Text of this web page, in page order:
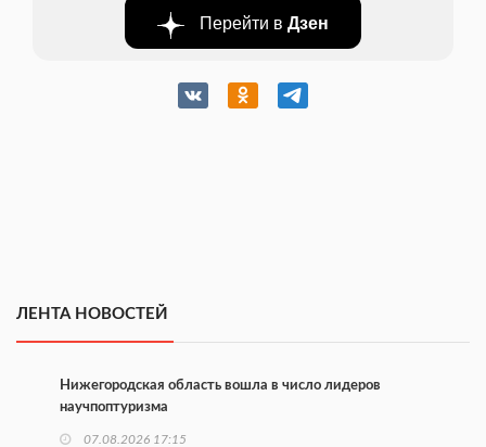
Перейти в Дзен
ЛЕНТА НОВОСТЕЙ
Нижегородская область вошла в число лидеров
научпоптуризма
07.08.2026 17:15